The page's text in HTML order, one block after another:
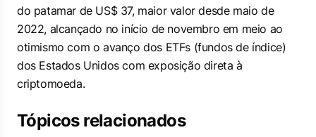
do patamar de US$ 37, maior valor desde maio de
2022, alcançado no início de novembro em meio ao
otimismo com o avanço dos ETFs (fundos de índice)
dos Estados Unidos com exposição direta à
criptomoeda.
Tópicos relacionados